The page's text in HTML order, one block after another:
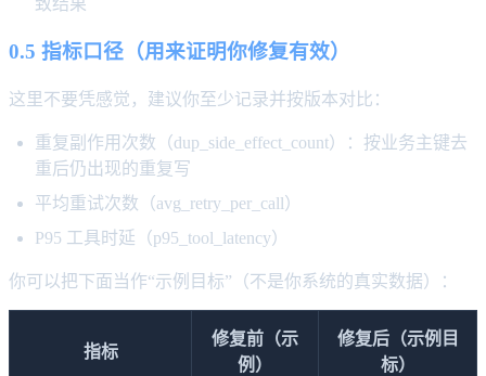
0.5 指标口径（用来证明你修复有效）
这里不要凭感觉，建议你至少记录并按版本对比：
重复副作用次数（dup_side_effect_count）：按业务主键去
重后仍出现的重复写
平均重试次数（avg_retry_per_call）
P95 工具时延（p95_tool_latency）
你可以把下面当作“示例目标”（不是你系统的真实数据）：
指标
修复前（示
例）
修复后（示例目
标）